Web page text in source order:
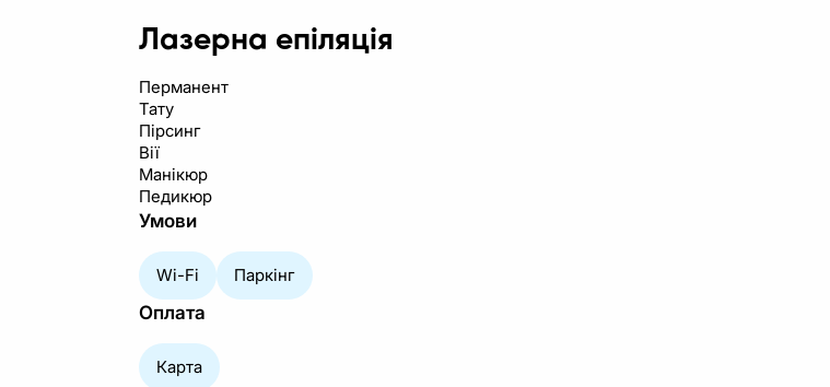
Лазерна епіляція
Перманент
Тату
Пірсинг
Вії
Манікюр
Педикюр
Умови
Wi-Fi Паркінг
Оплата
Карта